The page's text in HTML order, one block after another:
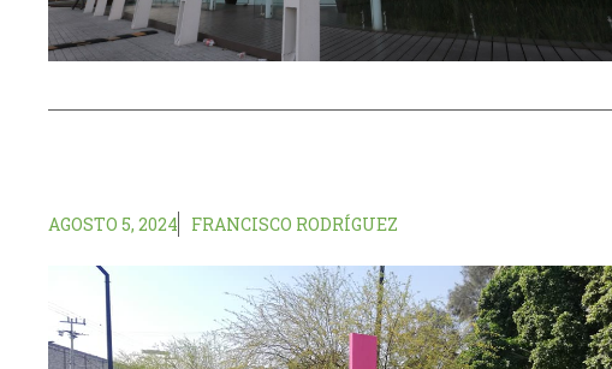
AGOSTO 5, 2024 FRANCISCO RODRÍGUEZ